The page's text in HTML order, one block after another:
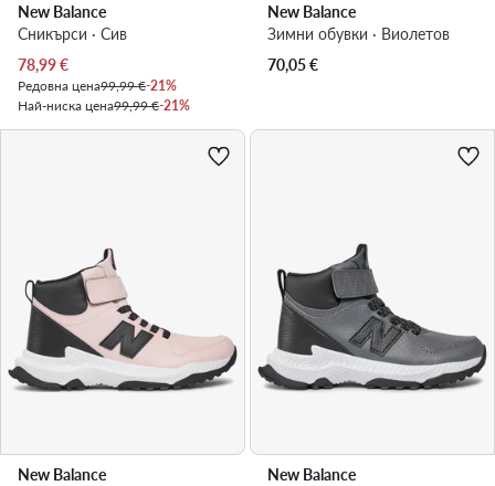
New Balance
Сникърси · Сив
Актуална цена
78,99€
Редовна цена99,99 €-21%
Най-ниска цена99,99 €-21%
New Balance
Зимни обувки · Виолетов
70,05€
New Balance
New Balance